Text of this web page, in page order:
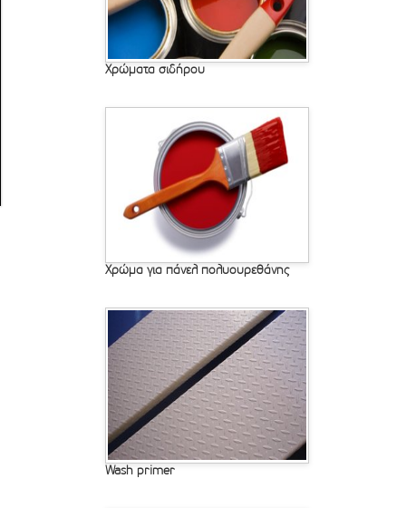
Χρώματα σιδήρου
Χρώμα για πάνελ πολυουρεθάνης
Wash primer